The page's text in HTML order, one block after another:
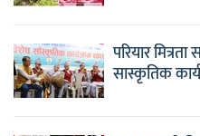
परियार
सास्कृतिक